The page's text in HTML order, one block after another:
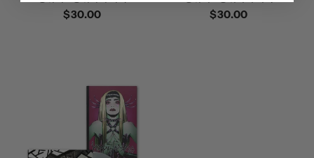
정
$30.00
정
$30.00